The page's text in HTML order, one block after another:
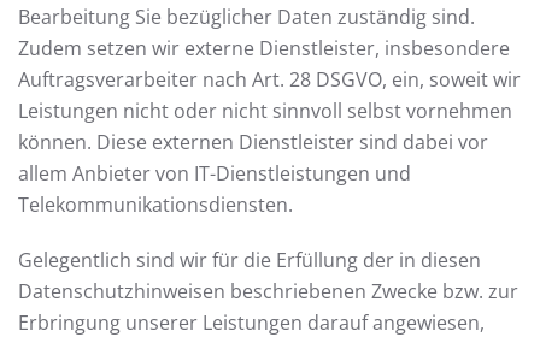
Bearbeitung Sie bezüglicher Daten zuständig sind.
Zudem setzen wir externe Dienstleister, insbesondere
Auftragsverarbeiter nach Art. 28 DSGVO, ein, soweit wir
Leistungen nicht oder nicht sinnvoll selbst vornehmen
können. Diese externen Dienstleister sind dabei vor
allem Anbieter von IT-Dienstleistungen und
Telekommunikationsdiensten.
Gelegentlich sind wir für die Erfüllung der in diesen
Datenschutzhinweisen beschriebenen Zwecke bzw. zur
Erbringung unserer Leistungen darauf angewiesen,